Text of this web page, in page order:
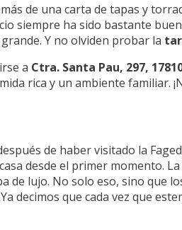
de una carta de tapas y
siempre ha sido bastante
Y no olviden probar la
a Ctra. Santa Pau, 297,
rica y un ambiente familiar.
de haber visitado la
desde el primer momento.
de lujo. No solo eso, sino que
decimos que cada vez que